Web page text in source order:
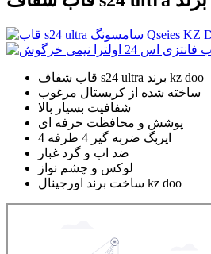
قاب شفاف s24 ultra برند kz doo
ساخته شده از کریستال مرغوب
شفافیت بسیار بالا
پوشش و محافظت حرفه ای
4 ایربگ ضربه گیر 4 طرفه
ضد اب و گرد غبار
لوکس و چشم نواز
ساخت برند اورجینال kz doo